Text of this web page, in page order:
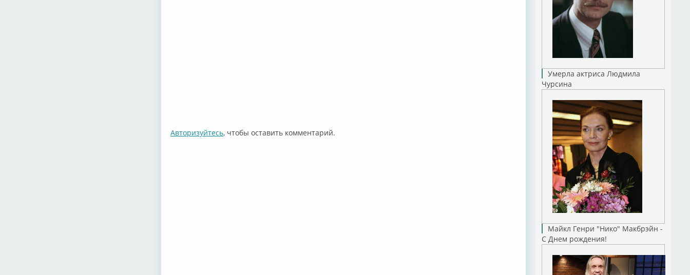
Авторизуйтесь, чтобы оставить комментарий.
Умерла актриса Людмила
Чурсина
Майкл Генри "Нико" Макбрэйн -
С Днем рождения!